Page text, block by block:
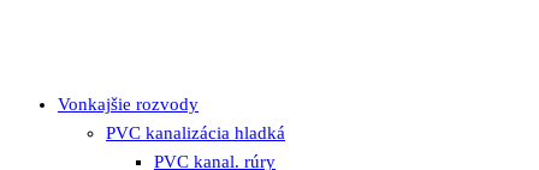
Vonkajšie rozvody
PVC kanalizácia hladká
PVC kanal. rúry